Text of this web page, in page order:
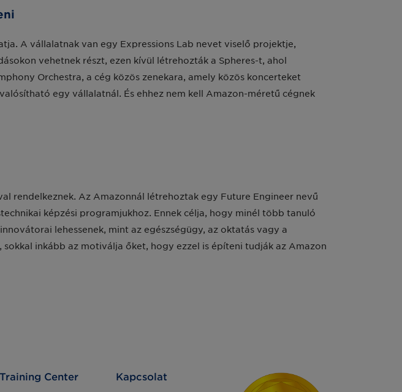
A vállalatnak van egy Expressions Lab nevet viselő projektje,
vehetnek részt, ezen kívül létrehozták a Spheres-t, ahol
Orchestra, a cég közös zenekara, amely közös koncerteket
egy vállalatnál. És ehhez nem kell Amazon-méretű cégnek
rendelkeznek. Az Amazonnál létrehoztak egy Future Engineer nevű
képzési programjukhoz. Ennek célja, hogy minél több tanuló
lehessenek, mint az egészségügy, az oktatás vagy a
inkább az motiválja őket, hogy ezzel is építeni tudják az Amazon
Training Center Kapcsolat